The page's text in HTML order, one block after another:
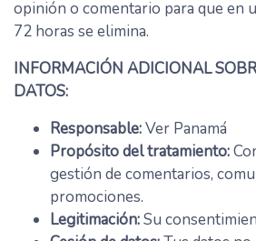
opinión o comentario para que en
72 horas se elimina.
INFORMACIÓN ADICIONAL
DATOS:
Responsable:Ver Panamá
Propósito del tratamiento:
gestión de comentarios,
promociones.
Legitimación:Su